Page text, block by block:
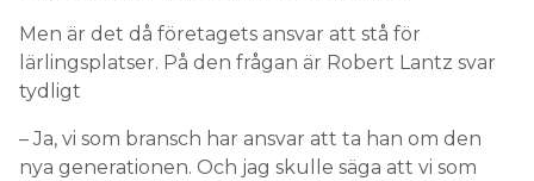
Men är det då företagets ansvar att stå för
lärlingsplatser. På den frågan är Robert Lantz svar
tydligt
– Ja, vi som bransch har ansvar att ta han om den
nya generationen. Och jag skulle säga att vi som